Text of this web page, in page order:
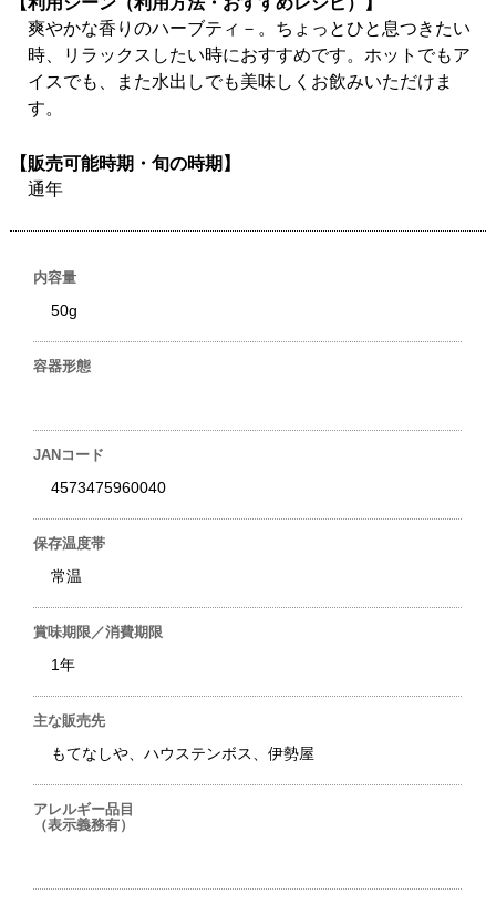
爽やかな香りのハーブティ－。ちょっとひと息つきたい
時、リラックスしたい時におすすめです。ホットでもア
イスでも、また水出しでも美味しくお飲みいただけま
す。
【販売可能時期・旬の時期】
通年
内容量
50g
容器形態
JANコード
4573475960040
保存温度帯
常温
賞味期限／消費期限
1年
主な販売先
もてなしや、ハウステンボス、伊勢屋
アレルギー品目
（表示義務有）